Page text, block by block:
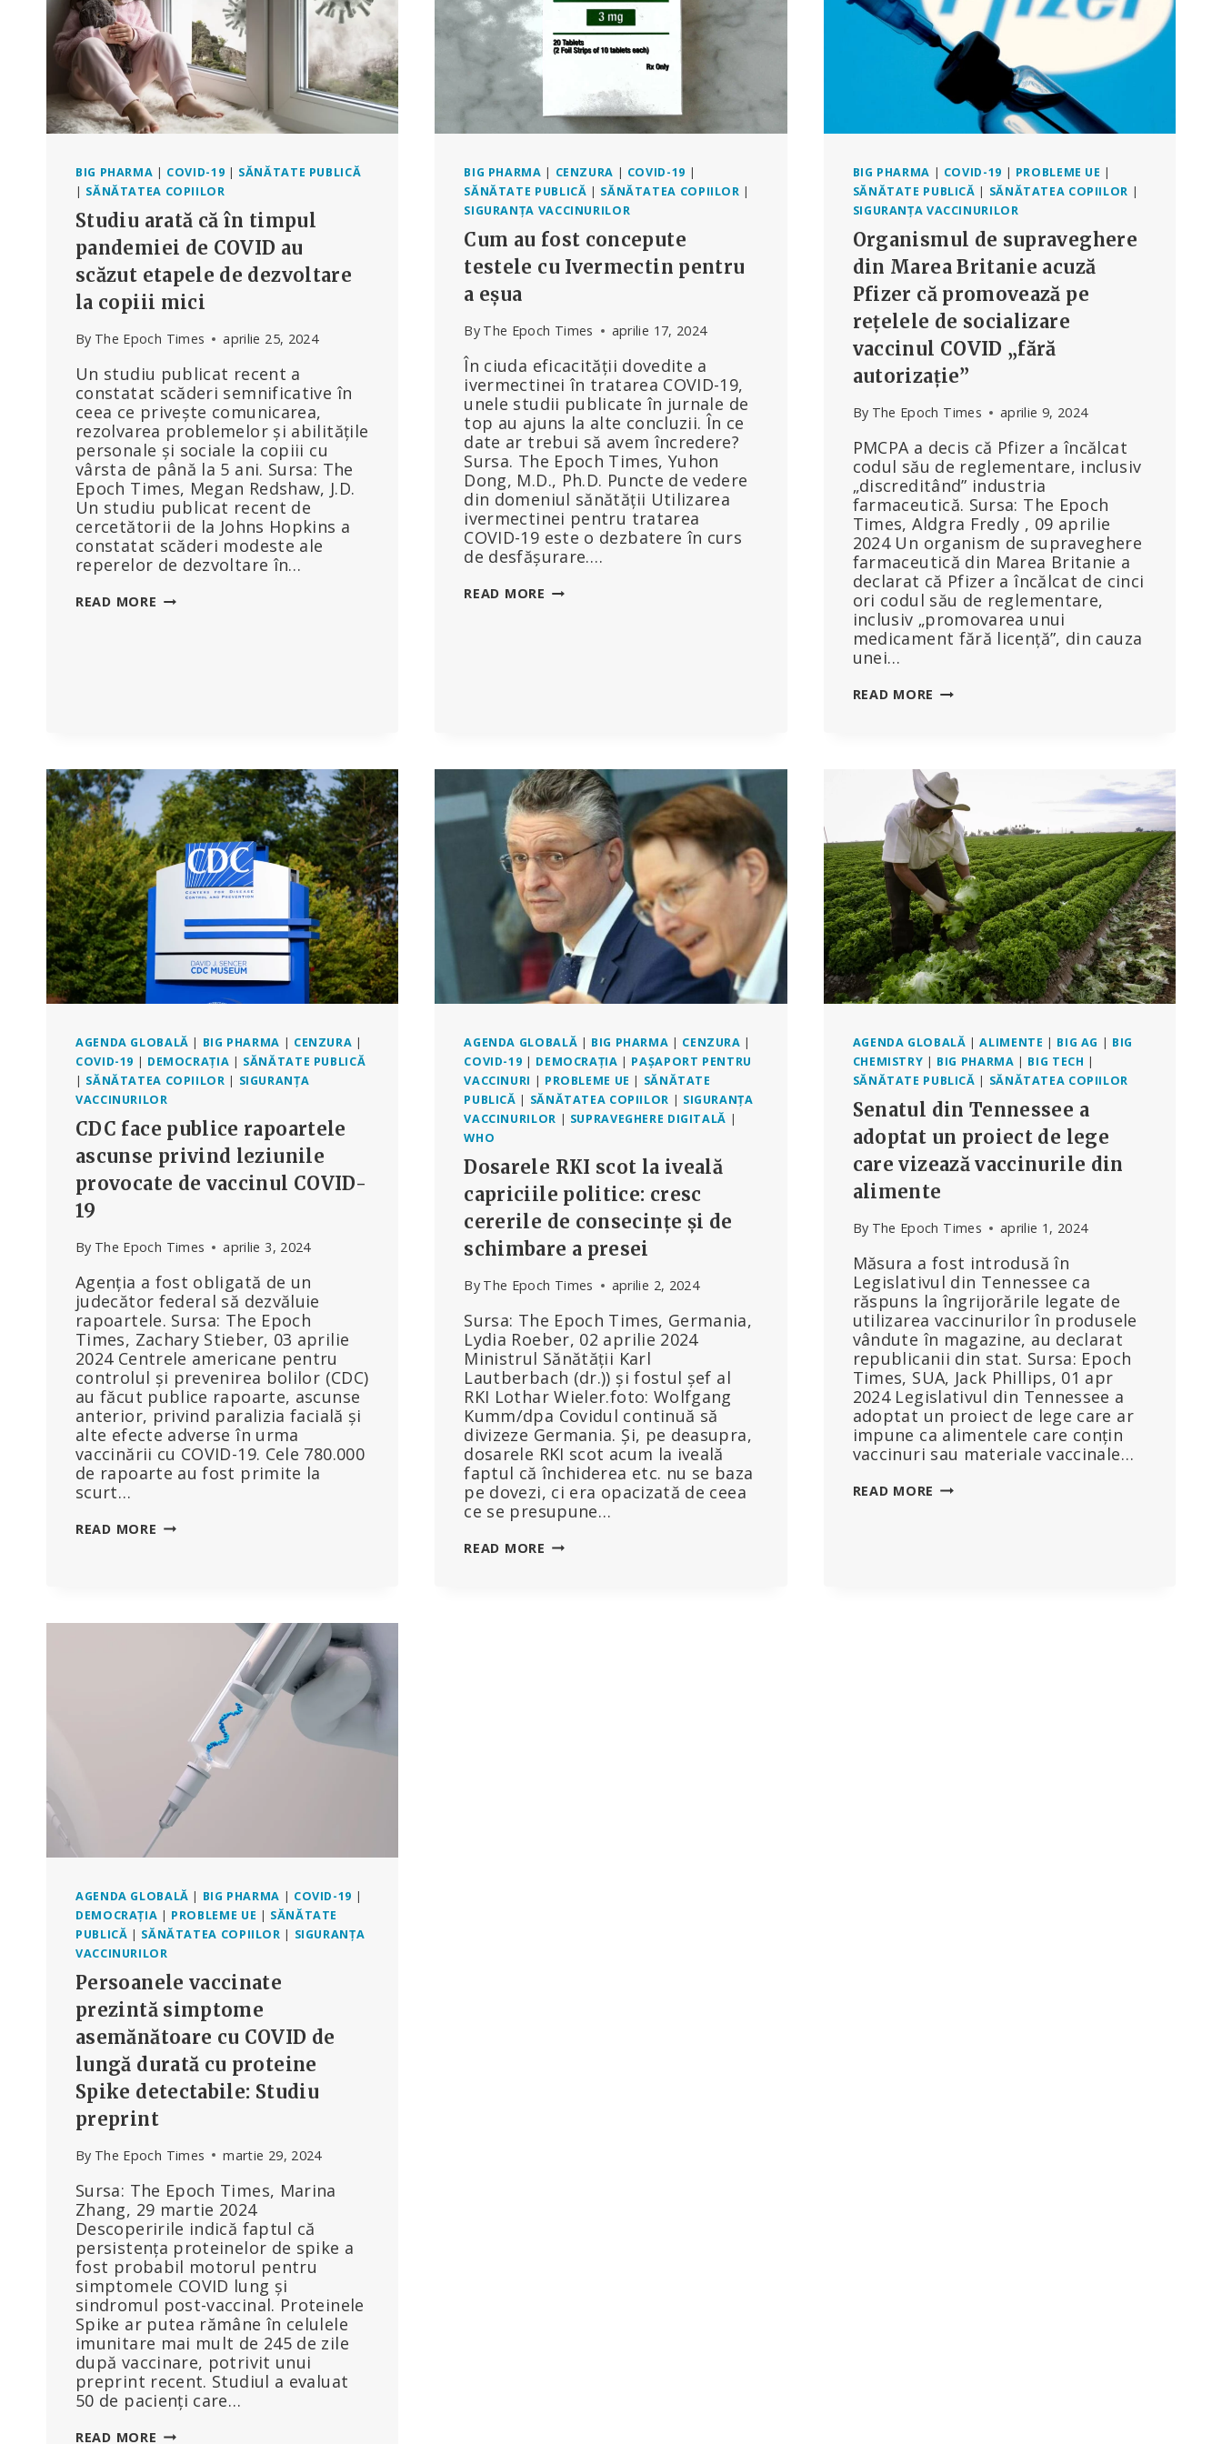
BIG PHARMA | COVID-19 | SĂNĂTATE PUBLICĂ
| SĂNĂTATEA COPIILOR
Studiu arată că în timpul
pandemiei de COVID au
scăzut etapele de dezvoltare
la copiii mici
By The Epoch Times aprilie 25, 2024
Un studiu publicat recent a
constatat scăderi semnificative în
ceea ce privește comunicarea,
rezolvarea problemelor și abilitățile
personale și sociale la copiii cu
vârsta de până la 5 ani. Sursa: The
Epoch Times, Megan Redshaw, J.D.
Un studiu publicat recent de
cercetătorii de la Johns Hopkins a
constatat scăderi modeste ale
reperelor de dezvoltare în…
READ MORE STUDIU
SCĂZUT
ETAPELE
DE
DEZVOLTARE
LA
COPIII
MICI
BIG PHARMA | CENZURA | COVID-19 |
SĂNĂTATE PUBLICĂ | SĂNĂTATEA COPIILOR |
SIGURANȚA VACCINURILOR
Cum au fost concepute
testele cu Ivermectin pentru
a eșua
By The Epoch Times aprilie 17, 2024
În ciuda eficacității dovedite a
ivermectinei în tratarea COVID-19,
unele studii publicate în jurnale de
top au ajuns la alte concluzii. În ce
date ar trebui să avem încredere?
Sursa. The Epoch Times, Yuhon
Dong, M.D., Ph.D. Puncte de vedere
din domeniul sănătății Utilizarea
ivermectinei pentru tratarea
COVID-19 este o dezbatere în curs
de desfășurare….
READ MORE CUM
BIG PHARMA | COVID-19 | PROBLEME UE |
SĂNĂTATE PUBLICĂ | SĂNĂTATEA COPIILOR |
SIGURANȚA VACCINURILOR
Organismul de supraveghere
din Marea Britanie acuză
Pfizer că promovează pe
rețelele de socializare
vaccinul COVID „fără
autorizație”
By The Epoch Times aprilie 9, 2024
PMCPA a decis că Pfizer a încălcat
codul său de reglementare, inclusiv
„discreditând” industria
farmaceutică. Sursa: The Epoch
Times, Aldgra Fredly , 09 aprilie
2024 Un organism de supraveghere
farmaceutică din Marea Britanie a
declarat că Pfizer a încălcat de cinci
ori codul său de reglementare,
inclusiv „promovarea unui
medicament fără licență”, din cauza
unei…
READ MORE ORGANISMUL
MAREA
BRITANIE
ACUZĂ
PFIZER
CĂ
PROMOVEAZĂ
PE
REȚELELE
DE
SOCIALIZARE
VACCINUL
COVID
„FĂRĂ
AGENDA GLOBALĂ | BIG PHARMA | CENZURA |
COVID-19 | DEMOCRAȚIA | SĂNĂTATE PUBLICĂ
| SĂNĂTATEA COPIILOR | SIGURANȚA
VACCINURILOR
CDC face publice rapoartele
ascunse privind leziunile
provocate de vaccinul COVID-
19
By The Epoch Times aprilie 3, 2024
Agenția a fost obligată de un
judecător federal să dezvăluie
rapoartele. Sursa: The Epoch
Times, Zachary Stieber, 03 aprilie
2024 Centrele americane pentru
controlul și prevenirea bolilor (CDC)
au făcut publice rapoarte, ascunse
anterior, privind paralizia facială și
alte efecte adverse în urma
vaccinării cu COVID-19. Cele 780.000
de rapoarte au fost primite la
scurt…
READ MORE CDC
PRIVIND
PROVOCATE
VACCINUL
COVID-
AGENDA GLOBALĂ | BIG PHARMA | CENZURA |
COVID-19 | DEMOCRAȚIA | PAȘAPORT PENTRU
VACCINURI | PROBLEME UE | SĂNĂTATE
PUBLICĂ | SĂNĂTATEA COPIILOR | SIGURANȚA
VACCINURILOR | SUPRAVEGHERE DIGITALĂ |
WHO
Dosarele RKI scot la iveală
capriciile politice: cresc
cererile de consecințe și de
schimbare a presei
By The Epoch Times aprilie 2, 2024
Sursa: The Epoch Times, Germania,
Lydia Roeber, 02 aprilie 2024
Ministrul Sănătății Karl
Lautberbach (dr.)) și fostul șef al
RKI Lothar Wieler.foto: Wolfgang
Kumm/dpa Covidul continuă să
divizeze Germania. Și, pe deasupra,
dosarele RKI scot acum la iveală
faptul că închiderea etc. nu se baza
pe dovezi, ci era opacizată de ceea
ce se presupune…
READ MORE DOSARELE
AGENDA GLOBALĂ |ALIMENTE | BIG AG | BIG
CHEMISTRY | BIG PHARMA | BIG TECH |
SĂNĂTATE PUBLICĂ | SĂNĂTATEA COPIILOR
Senatul din Tennessee a
adoptat un proiect de lege
care vizează vaccinurile din
alimente
By The Epoch Times aprilie 1, 2024
Măsura a fost introdusă în
Legislativul din Tennessee ca
răspuns la îngrijorările legate de
utilizarea vaccinurilor în produsele
vândute în magazine, au declarat
republicanii din stat. Sursa: Epoch
Times, SUA, Jack Phillips, 01 apr
2024 Legislativul din Tennessee a
adoptat un proiect de lege care ar
impune ca alimentele care conțin
vaccinuri sau materiale vaccinale…
READ MORE SENATUL
AGENDA GLOBALĂ | BIG PHARMA | COVID-19 |
DEMOCRAȚIA | PROBLEME UE | SĂNĂTATE
PUBLICĂ | SĂNĂTATEA COPIILOR | SIGURANȚA
VACCINURILOR
Persoanele vaccinate
prezintă simptome
asemănătoare cu COVID de
lungă durată cu proteine
Spike detectabile: Studiu
preprint
By The Epoch Times martie 29, 2024
Sursa: The Epoch Times, Marina
Zhang, 29 martie 2024
Descoperirile indică faptul că
persistența proteinelor de spike a
fost probabil motorul pentru
simptomele COVID lung și
sindromul post-vaccinal. Proteinele
Spike ar putea rămâne în celulele
imunitare mai mult de 245 de zile
după vaccinare, potrivit unui
preprint recent. Studiul a evaluat
50 de pacienți care…
READ MORE PERSOANELE